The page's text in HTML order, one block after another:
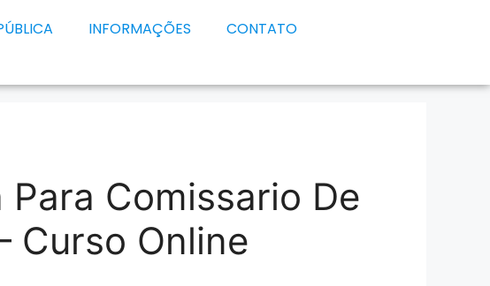
INFORMAÇÕES CONTATO
Para Comissario De
Curso Online